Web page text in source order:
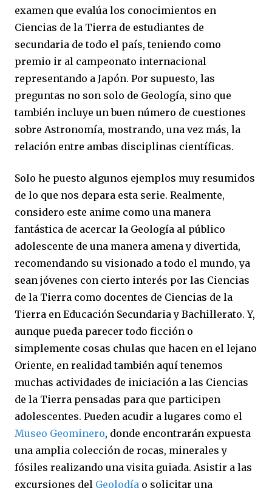
examen que evalúa los conocimientos en
Ciencias de la Tierra de estudiantes de
secundaria de todo el país, teniendo como
premio ir al campeonato internacional
representando a Japón. Por supuesto, las
preguntas no son solo de Geología, sino que
también incluye un buen número de cuestiones
sobre Astronomía, mostrando, una vez más, la
relación entre ambas disciplinas científicas.
Solo he puesto algunos ejemplos muy resumidos
de lo que nos depara esta serie. Realmente,
considero este anime como una manera
fantástica de acercar la Geología al público
adolescente de una manera amena y divertida,
recomendando su visionado a todo el mundo, ya
sean jóvenes con cierto interés por las Ciencias
de la Tierra como docentes de Ciencias de la
Tierra en Educación Secundaria y Bachillerato. Y,
aunque pueda parecer todo ficción o
simplemente cosas chulas que hacen en el lejano
Oriente, en realidad también aquí tenemos
muchas actividades de iniciación a las Ciencias
de la Tierra pensadas para que participen
adolescentes. Pueden acudir a lugares como el
Museo Geominero, donde encontrarán expuesta
una amplia colección de rocas, minerales y
fósiles realizando una visita guiada. Asistir a las
excursiones del Geolodía o solicitar una